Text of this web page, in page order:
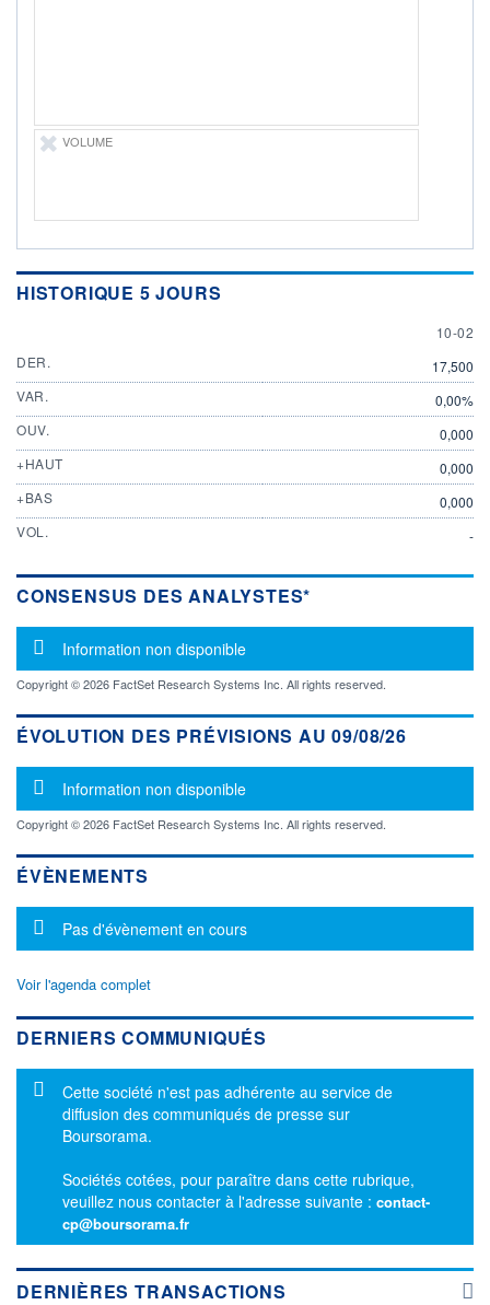
+ PORTEFEUILLE + LISTE
VOLUME
HISTORIQUE 5 JOURS
10
10-02
DER.
17,500
VAR.
0,00%
OUV.
0,000
+HAUT
0,000
+BAS
0,000
VOL.
-
CONSENSUS DES ANALYSTES*
Message d'information
Information non disponible
Copyright © 2026 FactSet Research Systems Inc. All rights reserved.
ÉVOLUTION DES PRÉVISIONS AU 09/08/26
Message d'information
Information non disponible
Copyright © 2026 FactSet Research Systems Inc. All rights reserved.
ÉVÈNEMENTS
Message d'information
Pas d'évènement en cours
Voir l'agenda complet
DERNIERS COMMUNIQUÉS
Message d'information
Cette société n'est pas adhérente au service de
diffusion des communiqués de presse sur
Boursorama.
Sociétés cotées, pour paraître dans cette rubrique,
veuillez nous contacter à l'adresse suivante : contact-
cp@boursorama.fr
DERNIÈRES TRANSACTIONS